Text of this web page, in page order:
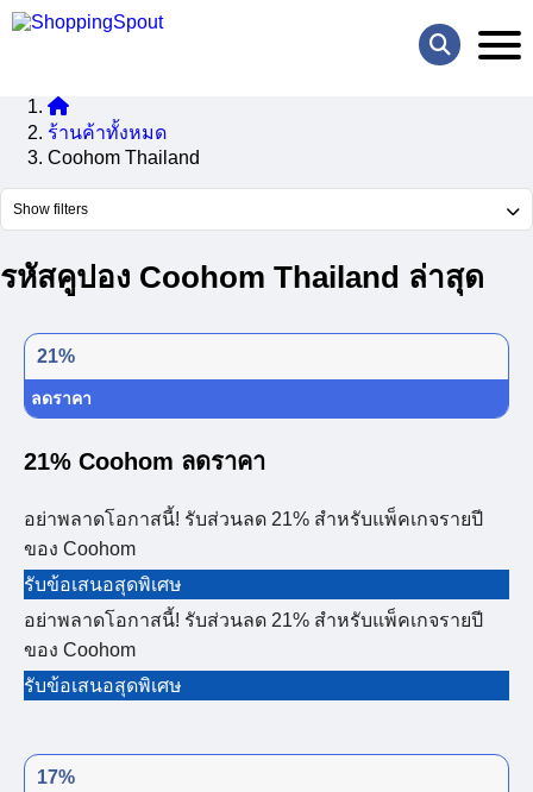
ร้านค้าทั้งหมด
Coohom Thailand
Show filters
รหัสคูปอง Coohom Thailand ล่าสุด
21%
ลดราคา
21% Coohom ลดราคา
อย่าพลาดโอกาสนี้! รับส่วนลด 21% สำหรับแพ็คเกจรายปี
ของ Coohom
รับข้อเสนอสุดพิเศษ
อย่าพลาดโอกาสนี้! รับส่วนลด 21% สำหรับแพ็คเกจรายปี
ของ Coohom
รับข้อเสนอสุดพิเศษ
17%